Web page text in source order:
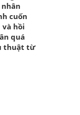
cuốn
và hồi
quá
thuật từ